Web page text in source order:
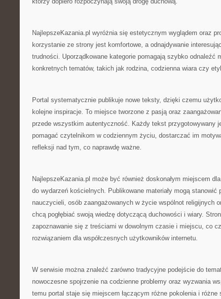
NajlepszeKazania.pl wyróżnia się estetycznym wyglądem oraz
korzystanie ze strony jest komfortowe, a odnajdywanie
trudności. Uporządkowane kategorie pomagają szybko odnaleźć
konkretnych tematów, takich jak rodzina, codzienna wiara czy
Portal systematycznie publikuje nowe teksty, dzięki czemu
kolejne inspiracje. To miejsce tworzone z pasją oraz
przede wszystkim autentyczność. Każdy tekst przygotowywany
pomagać czytelnikom w codziennym życiu, dostarczać im
refleksji nad tym, co naprawdę ważne.
NajlepszeKazania.pl może być również doskonałym miejscem
do wydarzeń kościelnych. Publikowane materiały mogą stanowić
nauczycieli, osób zaangażowanych w życie wspólnot religijnych
chcą pogłębiać swoją wiedzę dotyczącą duchowości i wiary.
zapoznawanie się z treściami w dowolnym czasie i miejscu, co
rozwiązaniem dla współczesnych użytkowników internetu.
W serwisie można znaleźć zarówno tradycyjne podejście do
nowoczesne spojrzenie na codzienne problemy oraz wyzwania
temu portal staje się miejscem łączącym różne pokolenia i różne